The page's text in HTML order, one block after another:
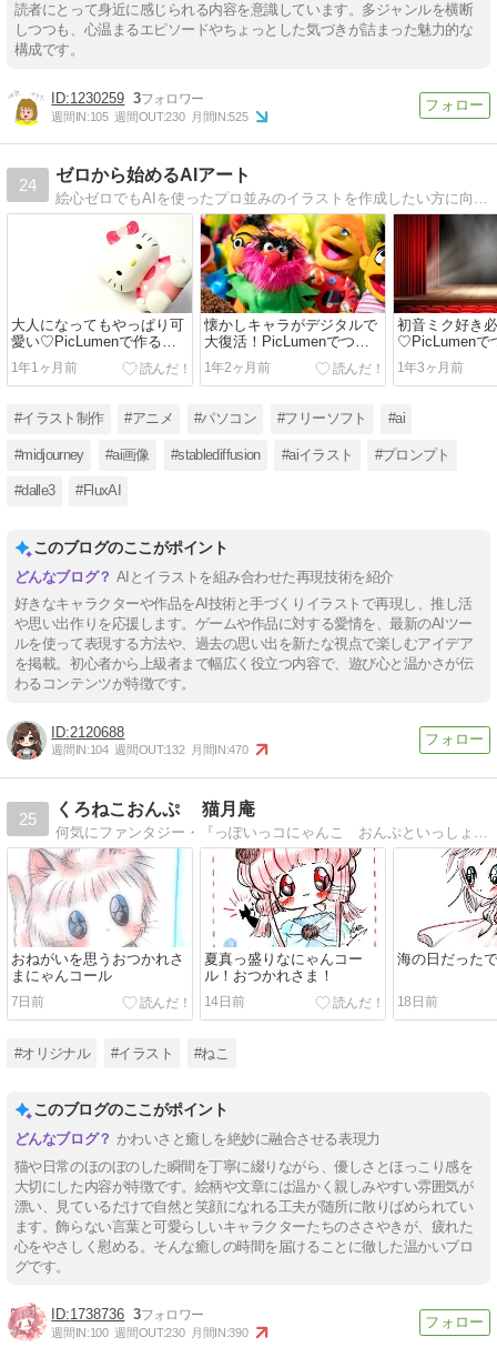
読者にとって身近に感じられる内容を意識しています。多ジャンルを横断
しつつも、心温まるエピソードやちょっとした気づきが詰まった魅力的な
構成です。
1230259 3
週間IN:105 週間OUT:230 月間IN:525
24
ゼロから始めるAIアート
大人になってもやっぱり可
愛い♡PicLumenで作る私
のキティちゃん
1年1ヶ月前
懐かしキャラがデジタルで
大復活！PicLumenでつく
るビッグバード＆クッキー
モンスター
1年2ヶ月前
初音ミク好き
♡PicLumenで
すぎる初音ミ
ン
1年3ヶ月前
#イラスト制作 #アニメ #パソコン #フリーソフト #ai
#midjourney #ai画像 #stablediffusion #aiイラスト #プロンプト
#dalle3 #FluxAI
このブログのここがポイント
AIとイラストを組み合わせた再現技術を紹介
好きなキャラクターや作品をAI技術と手づくりイラストで再現し、推し活
や思い出作りを応援します。ゲームや作品に対する愛情を、最新のAIツー
ルを使って表現する方法や、過去の思い出を新たな視点で楽しむアイデア
を掲載。初心者から上級者まで幅広く役立つ内容で、遊び心と温かさが伝
わるコンテンツが特徴です。
2120688
週間IN:104 週間OUT:132 月間IN:470
25
くろねこおんぷ 猫月庵
何気にファンタジー・『っぽいっコにゃんこ おんぷといっしょ』♪オリジナルイラストを集めたゆるりとしたブログです♪
おねがいを思うおつかれさ
まにゃんコール
7日前
夏真っ盛りなにゃんコー
ル！おつかれさま！
14日前
海の日だった
18日前
#オリジナル #イラスト #ねこ
このブログのここがポイント
かわいさと癒しを絶妙に融合させる表現力
猫や日常のほのぼのした瞬間を丁寧に綴りながら、優しさとほっこり感を
大切にした内容が特徴です。絵柄や文章には温かく親しみやすい雰囲気が
漂い、見ているだけで自然と笑顔になれる工夫が随所に散りばめられてい
ます。飾らない言葉と可愛らしいキャラクターたちのささやきが、疲れた
心をやさしく慰める。そんな癒しの時間を届けることに徹した温かいブロ
グです。
1738736 3
週間IN:100 週間OUT:230 月間IN:390